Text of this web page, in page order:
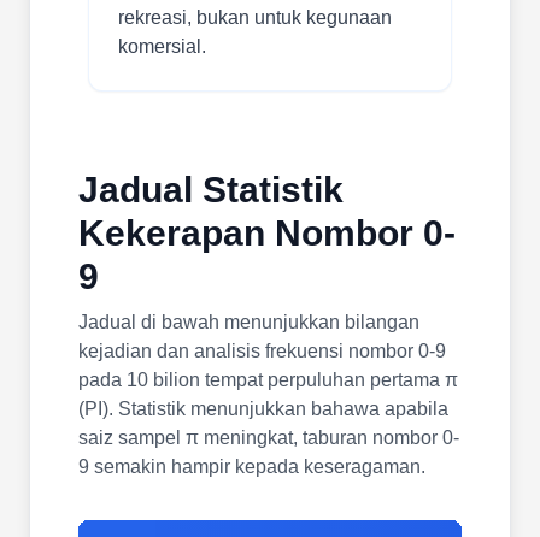
rekreasi, bukan untuk kegunaan
komersial.
Jadual Statistik
Kekerapan Nombor 0-
9
Jadual di bawah menunjukkan bilangan
kejadian dan analisis frekuensi nombor 0-9
pada 10 bilion tempat perpuluhan pertama π
(PI). Statistik menunjukkan bahawa apabila
saiz sampel π meningkat, taburan nombor 0-
9 semakin hampir kepada keseragaman.